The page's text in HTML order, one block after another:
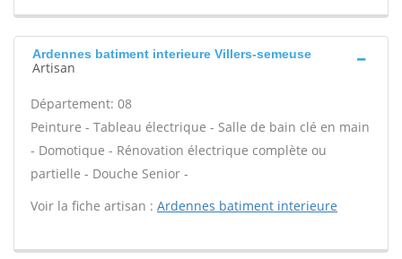
Ardennes batiment interieure Villers-semeuse
Artisan
Département: 08
Peinture - Tableau électrique - Salle de bain clé en main
- Domotique - Rénovation électrique complète ou
partielle - Douche Senior -
Voir la fiche artisan : Ardennes batiment interieure